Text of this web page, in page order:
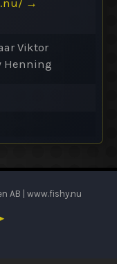
→
Viktor
Henning
AB | www.fishy.nu